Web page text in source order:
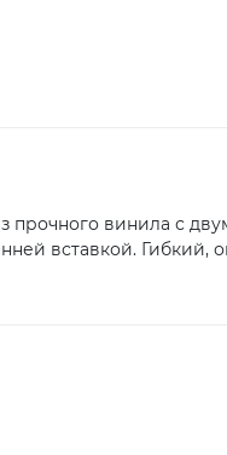
прочного винила с
вставкой.